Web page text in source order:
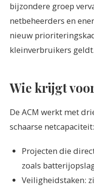
bijzondere groep
netbeheerders en
nieuw
kleinverbruikers geldt.
Wie krijgt
De ACM werkt met
schaarse netcapaciteit:
Projecten die
zoals
Veiligheidstaken: